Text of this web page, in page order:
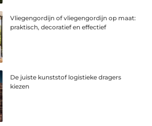
Vliegengordijn of vliegengordijn op maat:
praktisch, decoratief en effectief
De juiste kunststof logistieke dragers
kiezen